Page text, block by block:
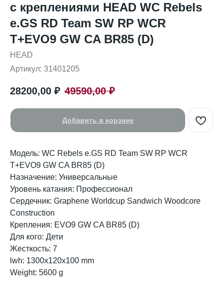
с креплениями HEAD WC Rebels
e.GS RD Team SW RP WCR
T+EVO9 GW CA BR85 (D)
HEAD
Артикул: 31401205
28200,00 ₽ 49590,00 ₽
Добавить в корзину
Модель: WC Rebels e.GS RD Team SW RP WCR
T+EVO9 GW CA BR85 (D)
Назначение: Универсальные
Уровень катания: Профессионал
Сердечник: Graphene Worldcup Sandwich Woodcore
Construction
Крепления: EVO9 GW CA BR85 (D)
Для кого: Дети
Жесткость: 7
lwh: 1300x120x100 mm
Weight: 5600 g